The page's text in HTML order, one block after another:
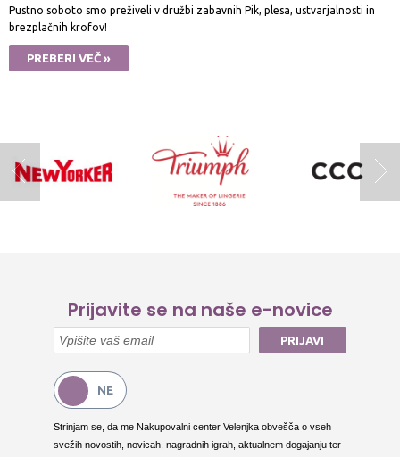
Pustno soboto smo preživeli v družbi zabavnih Pik, plesa, ustvarjalnosti in
brezplačnih krofov!
PREBERI VEČ »
Prijavite se na naše e-novice
PRIJAVI
Strinjam se, da me Nakupovalni center Velenjka obvešča o vseh
svežih novostih, novicah, nagradnih igrah, aktualnem dogajanju ter